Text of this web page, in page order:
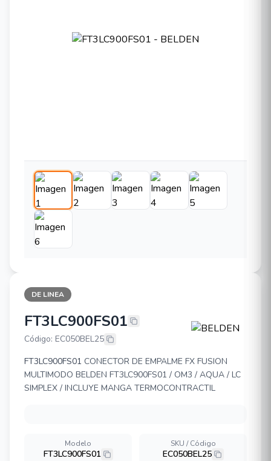
DE LINEA
BELDEN FT3LC900FS01
FT3LC900FS01
Código: EC050BEL25
FT3LC900FS01 CONECTOR DE EMPALME FX FUSION
MULTIMODO BELDEN FT3LC900FS01 / OM3 / AQUA / LC
SIMPLEX / INCLUYE MANGA TERMOCONTRACTIL
Modelo
FT3LC900FS01
SKU / Código
EC050BEL25